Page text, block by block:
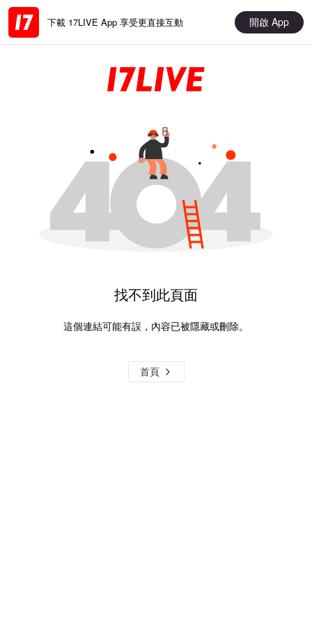
下載 17LIVE App 享受更直接互動 開啟 App
找不到此頁面
這個連結可能有誤，內容已被隱藏或刪除。
首頁